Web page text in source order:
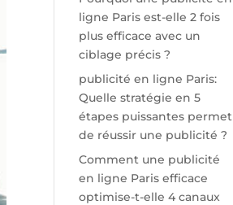
ligne Paris est-elle 2 fois
plus efficace avec un
ciblage précis ?
publicité en ligne Paris:
Quelle stratégie en 5
étapes puissantes permet
de réussir une publicité ?
Comment une publicité
en ligne Paris efficace
optimise-t-elle 4 canaux